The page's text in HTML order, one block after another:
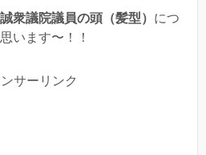
衆議院議員の頭（髪型） につ
います〜！！
サーリンク